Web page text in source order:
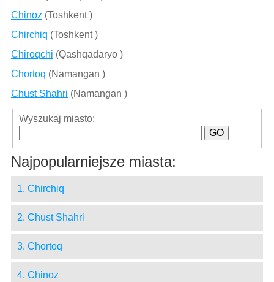
Chinoz (Toshkent )
Chirchiq (Toshkent )
Chiroqchi (Qashqadaryo )
Chortoq (Namangan )
Chust Shahri (Namangan )
Wyszukaj miasto:
Najpopularniejsze miasta:
1. Chirchiq
2. Chust Shahri
3. Chortoq
4. Chinoz